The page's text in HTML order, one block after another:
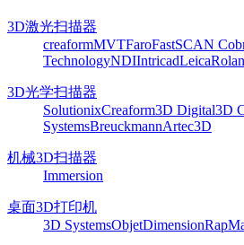
3D激光扫描器
creaformMVTFaroFastSCAN
TechnologyNDIIntricadLeica
3D光学扫描器
SolutionixCreaform3D Digital3D
SystemsBreuckmannArtec3D
机械3D扫描器
Immersion
桌面3D打印机
3D SystemsObjetDimension